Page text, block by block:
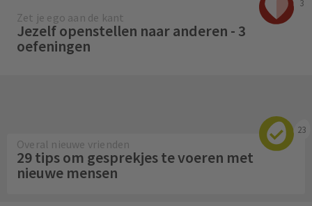
3
Zet je ego aan de kant
Jezelf openstellen naar anderen - 3
oefeningen
23
Overal nieuwe vrienden
29 tips om gesprekjes te voeren met
nieuwe mensen